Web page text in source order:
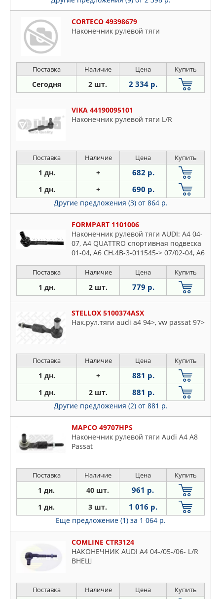
CORTECO 49398679
Наконечник рулевой тяги
Поставка Наличие Цена Купить
Сегодня 2 шт. 2 334 р.
VIKA 44190095101
Наконечник рулевой тяги L/R
Поставка Наличие Цена Купить
1 дн. + 682 р.
1 дн. + 690 р.
Другие предложения (3) от 864 р.
FORMPART 1101006
Наконечник рулевой тяги AUDI: A4 04-
07, A4 QUATTRO спортивная подвеска
01-04, A6 CH.4B-3-011545-> 07/02-04, A6
Поставка Наличие Цена Купить
1 дн. 2 шт. 779 р.
STELLOX 5100374ASX
Нак.рул.тяги audi a4 94>, vw passat 97>
Поставка Наличие Цена Купить
1 дн. + 881 р.
1 дн. 2 шт. 881 р.
Другие предложения (2) от 881 р.
MAPCO 49707HPS
Наконечник рулевой тяги Audi A4 A8
Passat
Поставка Наличие Цена Купить
1 дн. 40 шт. 961 р.
1 дн. 3 шт. 1 016 р.
Еще предложение (1) за 1 064 р.
COMLINE CTR3124
НАКОНЕЧНИК AUDI A4 04-/05-/06- L/R
ВНЕШ
Поставка Наличие Цена Купить